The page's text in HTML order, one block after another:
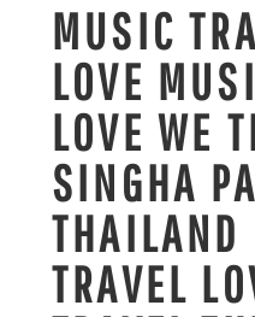
MUSIC
LOVE
LOVE WE
SINGHA
TRAVEL